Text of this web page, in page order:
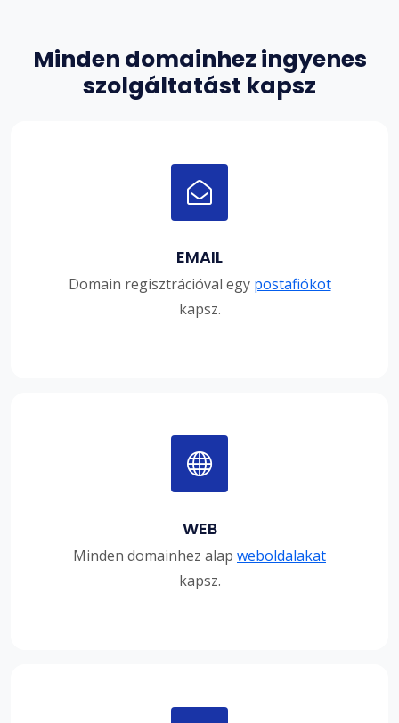
Minden domainhez ingyenes
szolgáltatást kapsz
EMAIL
Domain regisztrációval egy postafiókot
kapsz.
WEB
Minden domainhez alap weboldalakat
kapsz.